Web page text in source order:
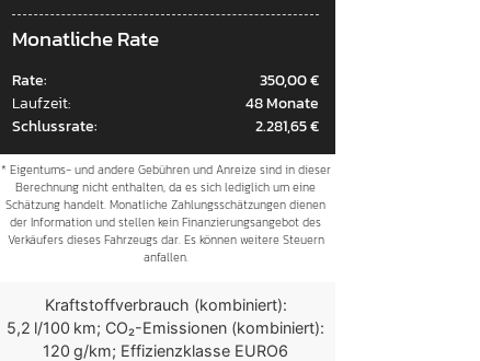
Monatliche Rate
Rate:
350,00 €
Laufzeit:
48 Monate
Schlussrate:
2.281,65 €
* Eigentums- und andere Gebühren und Anreize sind in dieser
Berechnung nicht enthalten, da es sich lediglich um eine
Schätzung handelt. Monatliche Zahlungsschätzungen dienen
der Information und stellen kein Finanzierungsangebot des
Verkäufers dieses Fahrzeugs dar. Es können weitere Steuern
anfallen.
Kraftstoffverbrauch (kombiniert):
5,2 l/100 km; CO₂-Emissionen (kombiniert):
120 g/km; Effizienzklasse EURO6